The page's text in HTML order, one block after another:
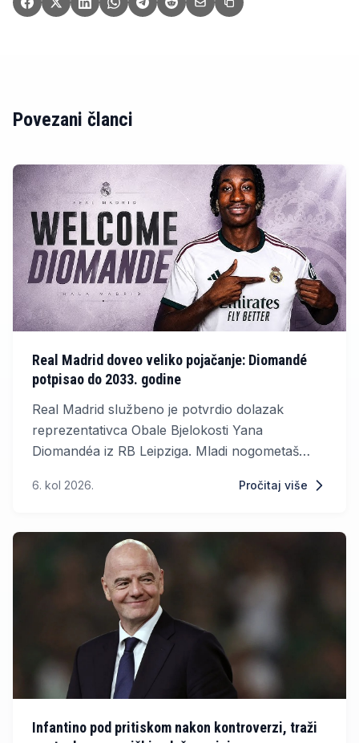
Povezani članci
Real Madrid doveo veliko pojačanje: Diomandé
potpisao do 2033. godine
Real Madrid službeno je potvrdio dolazak
reprezentativca Obale Bjelokosti Yana
Diomandéa iz RB Leipziga. Mladi nogometaš
obvezao na vjernost madridskom klubu do 30.
6. kol 2026. Pročitaj više
Infantino pod pritiskom nakon kontroverzi, traži